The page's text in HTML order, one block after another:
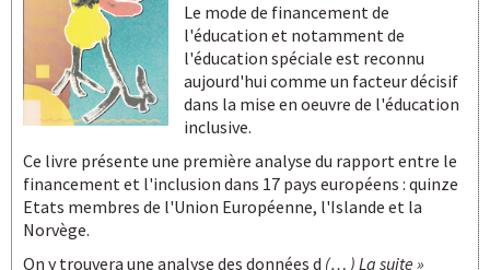
Le mode de financement de
l'éducation et notamment de
l'éducation spéciale est reconnu
aujourd'hui comme un facteur décisif
dans la mise en oeuvre de l'éducation
inclusive.
Ce livre présente une première analyse du rapport entre le
financement et l'inclusion dans 17 pays européens : quinze
Etats membres de l'Union Européenne, l'Islande et la
Norvège.
On y trouvera une analyse des données d (… ) La suite »